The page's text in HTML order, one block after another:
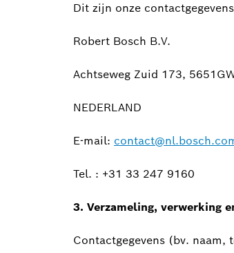
Dit zijn onze
Robert Bosch B.V.
Achtseweg Zuid 173,
NEDERLAND
E-mail:
Tel. : +31 33 247 9160
3. Verzameling, verwerking
Contactgegevens (bv. naam,